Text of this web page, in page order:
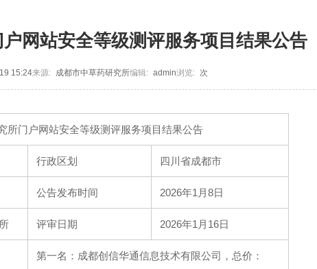
网站安全等级测评服务项目结果公告
15:24来源: 成都市中草药研究所编辑: admin浏览: 次
所门户网站安全等级测评服务项目结果公告
行政区划 四川省成都市
公告发布时间 2026年1月8日
评审日期 2026年1月16日
第一名：成都创信华通信息技术有限公司，总价：